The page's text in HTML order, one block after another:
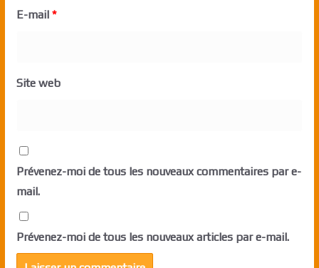
E-mail *
Site web
Prévenez-moi de tous les nouveaux commentaires par e-
mail.
Prévenez-moi de tous les nouveaux articles par e-mail.